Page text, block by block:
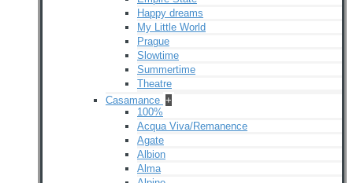
Happy dreams
My Little World
Prague
Slowtime
Summertime
Theatre
Casamance +
100%
Acqua Viva/Remanence
Agate
Albion
Alma